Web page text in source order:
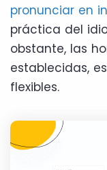
pronunciar en
práctica del
obstante, las
establecidas,
flexibles.